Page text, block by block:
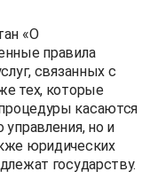
«О
правила
связанных с
тех, которые
касаются
управления, но и
юридических
государству.